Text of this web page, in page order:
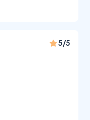
5/5